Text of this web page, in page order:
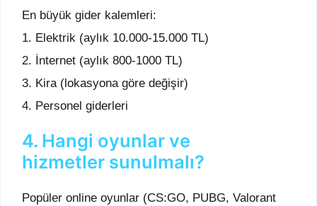
En büyük gider kalemleri:
1. Elektrik (aylık 10.000-15.000 TL)
2. İnternet (aylık 800-1000 TL)
3. Kira (lokasyona göre değişir)
4. Personel giderleri
4. Hangi oyunlar ve
hizmetler sunulmalı?
Popüler online oyunlar (CS:GO, PUBG, Valorant